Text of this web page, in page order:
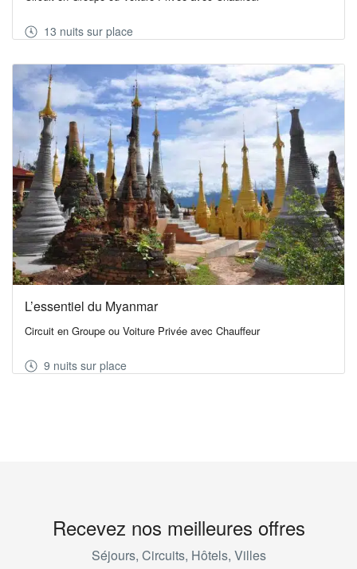
13 nuits sur place
L’essentiel du Myanmar
Circuit en Groupe ou Voiture Privée avec Chauffeur
9 nuits sur place
Recevez nos meilleures offres
Séjours, Circuits, Hôtels, Villes